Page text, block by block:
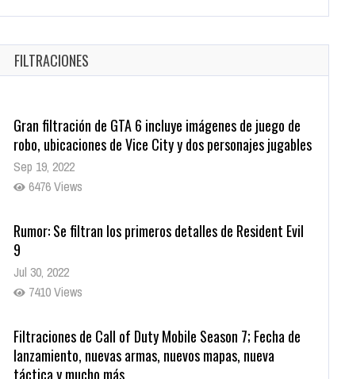
Revive el terror: El conjuro 4: Últimos ritos ya está
Oct 20, 2025
1373 Views
FILTRACIONES
Gran filtración de GTA 6 incluye imágenes de juego de
robo, ubicaciones de Vice City y dos personajes jugables
Sep 19, 2022
6476 Views
Rumor: Se filtran los primeros detalles de Resident Evil
9
Jul 30, 2022
7410 Views
Filtraciones de Call of Duty Mobile Season 7; Fecha de
lanzamiento, nuevas armas, nuevos mapas, nueva
táctica y mucho más